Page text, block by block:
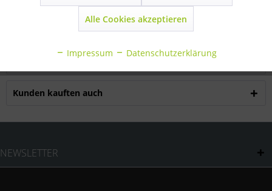
mehr
Bewertungen lesen, schreiben und diskutieren...
mehr
Kunden kauften auch
NEWSLETTER
Inaktiv
Sonstige
Alle Cookies akzeptieren
Impressum Datenschutzerklärung